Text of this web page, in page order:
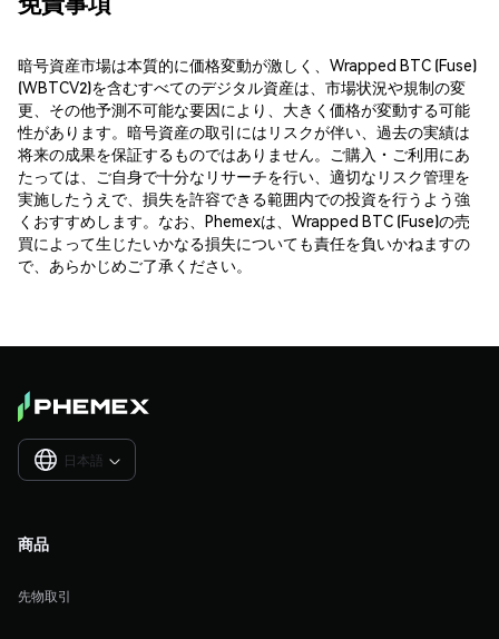
暗号資産市場は本質的に価格変動が激しく、Wrapped BTC (Fuse)
(WBTCV2)を含むすべてのデジタル資産は、市場状況や規制の変
更、その他予測不可能な要因により、大きく価格が変動する可能
性があります。暗号資産の取引にはリスクが伴い、過去の実績は
将来の成果を保証するものではありません。ご購入・ご利用にあ
たっては、ご自身で十分なリサーチを行い、適切なリスク管理を
実施したうえで、損失を許容できる範囲内での投資を行うよう強
くおすすめします。なお、Phemexは、Wrapped BTC (Fuse)の売
買によって生じたいかなる損失についても責任を負いかねますの
で、あらかじめご了承ください。
日本語 
商品
先物取引